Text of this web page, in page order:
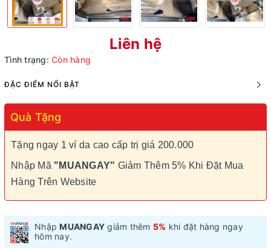
Liên hệ
Tình trạng: Còn hàng
ĐẶC ĐIỂM NỔI BẬT
Quà Tặng
Tặng ngay 1 ví da cao cấp trị giá 200.000
Nhập Mã "MUANGAY" Giảm Thêm 5% Khi Đặt Mua
Hàng Trên Website
Nhập MUANGAY giảm thêm 5% khi đặt hàng ngay
hôm nay.